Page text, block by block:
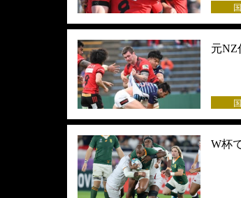
元NZ
W杯